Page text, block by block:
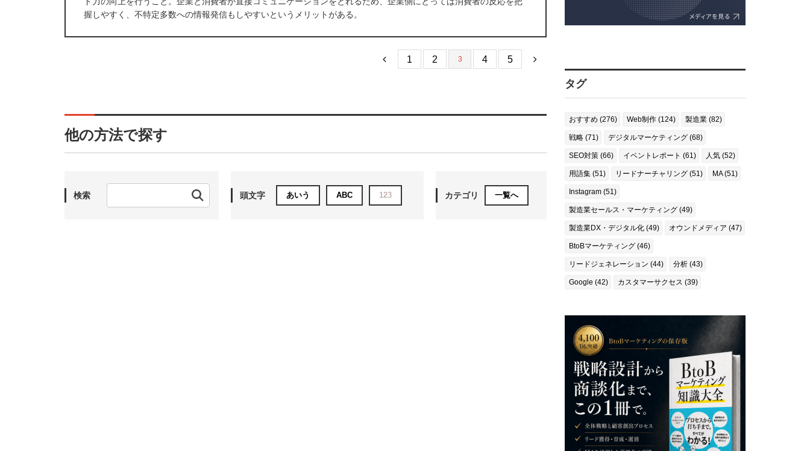
握しやすく、不特定多数への情報発信もしやすいというメリットがある。
1 2 3 4 5
他の方法で探す
検索 頭文字 あいう ABC 123 カテゴリ 一覧へ
タグ
おすすめ (276) Web制作 (124) 製造業 (82)
戦略 (71) デジタルマーケティング (68)
SEO対策 (66) イベントレポート (61) 人気 (52)
用語集 (51) リードナーチャリング (51) MA (51)
Instagram (51)
製造業セールス・マーケティング (49)
製造業DX・デジタル化 (49) オウンドメディア (47)
BtoBマーケティング (46)
リードジェネレーション (44) 分析 (43)
Google (42) カスタマーサクセス (39)